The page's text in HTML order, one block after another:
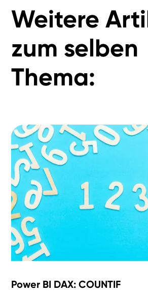
Weitere
zum selben
Thema:
Power BI DAX: COUNTIF